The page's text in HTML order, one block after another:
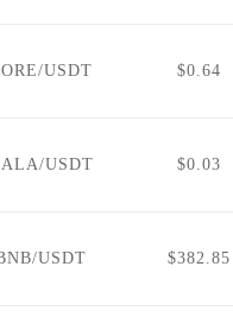
USDT $0.64
USDT $0.03
USDT $382.85